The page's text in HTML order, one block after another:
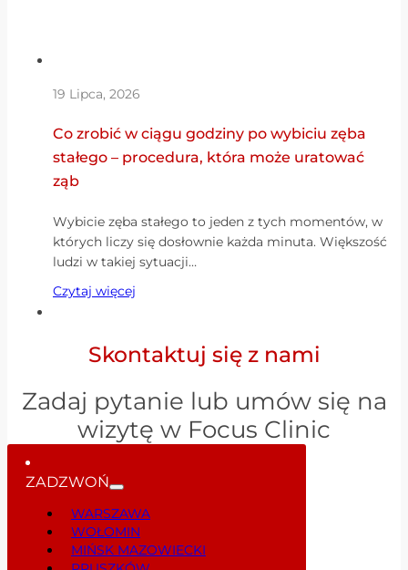
19 Lipca, 2026
Co zrobić w ciągu godziny po wybiciu zęba
stałego – procedura, która może uratować
ząb
Wybicie zęba stałego to jeden z tych momentów, w
których liczy się dosłownie każda minuta. Większość
ludzi w takiej sytuacji…
Czytaj więcej
Skontaktuj się z nami
Zadaj pytanie lub umów się na
wizytę w Focus Clinic
ZADZWOŃ
WARSZAWA
WOŁOMIN
MIŃSK MAZOWIECKI